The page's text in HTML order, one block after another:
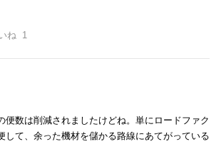
1
便数は削減されましたけどね。単にロードファク
して、余った機材を儲かる路線にあてがっている